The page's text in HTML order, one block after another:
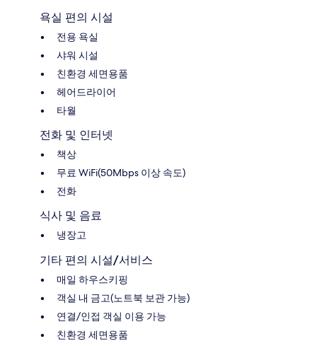
욕실 편의 시설
전용 욕실
샤워 시설
친환경 세면용품
헤어드라이어
타월
전화 및 인터넷
책상
무료 WiFi(50Mbps 이상 속도)
전화
식사 및 음료
냉장고
기타 편의 시설/서비스
매일 하우스키핑
객실 내 금고(노트북 보관 가능)
연결/인접 객실 이용 가능
친환경 세면용품